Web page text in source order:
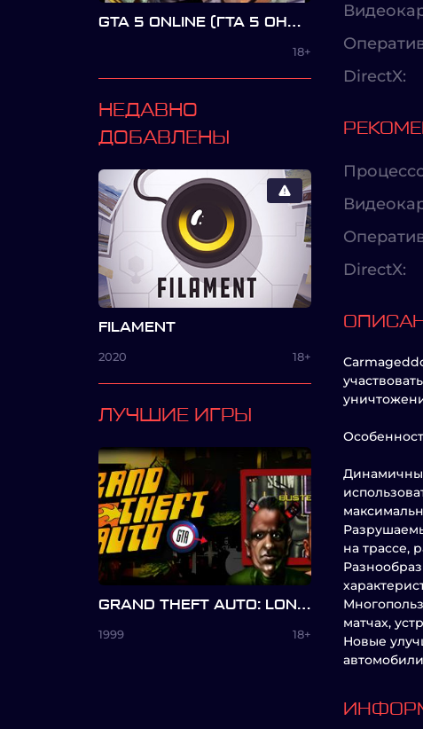
GTA 5 ONLINE (ГТА 5 ОНЛАЙН)
18+
НЕДАВНО
ДОБАВЛЕНЫ
FILAMENT
2020 18+
ЛУЧШИЕ ИГРЫ
GRAND THEFT AUTO: LONDON
1999 18+
DirectX:
DirectX:
на трассе,
матчах,
Новые